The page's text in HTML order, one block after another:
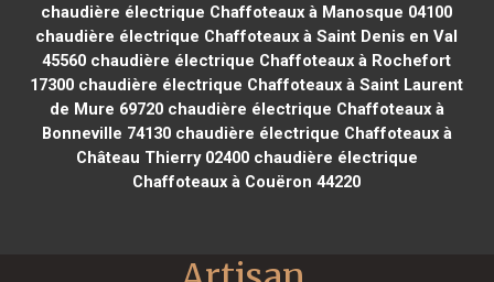
chaudière électrique Chaffoteaux à Manosque 04100
chaudière électrique Chaffoteaux à Saint Denis en Val
45560 chaudière électrique Chaffoteaux à Rochefort
17300 chaudière électrique Chaffoteaux à Saint Laurent
de Mure 69720chaudière électrique Chaffoteaux à
Bonneville 74130chaudière électrique Chaffoteaux à
Château Thierry 02400chaudière électrique
Chaffoteaux à Couëron 44220